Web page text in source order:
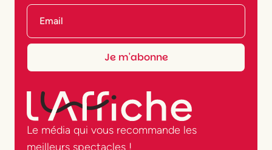
Le média qui vous recommande les
meilleurs spectacles !